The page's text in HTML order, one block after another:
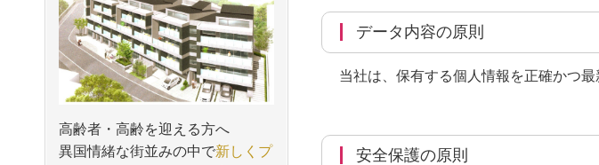
データ内容の原則
当社は、保有する個人情報を正確かつ最
安全保護の原則
高齢者・高齢を迎える方へ
異国情緒な街並みの中で新しくプ